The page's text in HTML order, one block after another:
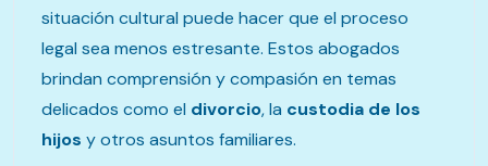
situación cultural puede hacer que el proceso
legal sea menos estresante. Estos abogados
brindan comprensión y compasión en temas
delicados como el divorcio, la custodia de los
hijos y otros asuntos familiares.